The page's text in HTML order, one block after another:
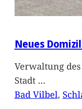
Neues
Verwaltung
Stadt …
Bad Vilbel,